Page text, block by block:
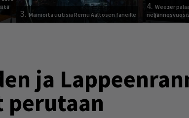
3.Mainioita uutisia Remu Aaltosen faneille
4. Weezer
ja